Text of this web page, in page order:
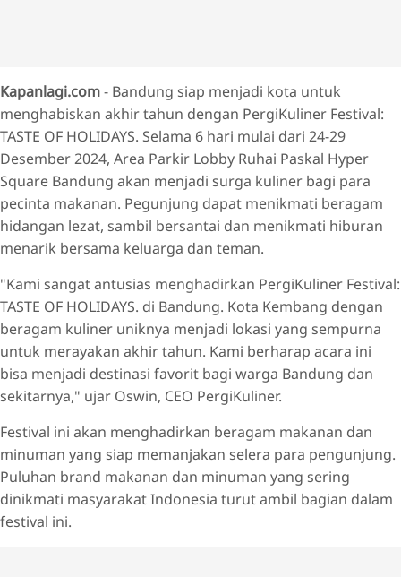
Kapanlagi.com- Bandung siap menjadi kota untuk
menghabiskan akhir tahun dengan PergiKuliner Festival:
TASTE OF HOLIDAYS. Selama 6 hari mulai dari 24-29
Desember 2024, Area Parkir Lobby Ruhai Paskal Hyper
Square Bandung akan menjadi surga kuliner bagi para
pecinta makanan. Pegunjung dapat menikmati beragam
hidangan lezat, sambil bersantai dan menikmati hiburan
menarik bersama keluarga dan teman.
"Kami sangat antusias menghadirkan PergiKuliner Festival:
TASTE OF HOLIDAYS. di Bandung. Kota Kembang dengan
beragam kuliner uniknya menjadi lokasi yang sempurna
untuk merayakan akhir tahun. Kami berharap acara ini
bisa menjadi destinasi favorit bagi warga Bandung dan
sekitarnya," ujar Oswin, CEO PergiKuliner.
Festival ini akan menghadirkan beragam makanan dan
minuman yang siap memanjakan selera para pengunjung.
Puluhan brand makanan dan minuman yang sering
dinikmati masyarakat Indonesia turut ambil bagian dalam
festival ini.